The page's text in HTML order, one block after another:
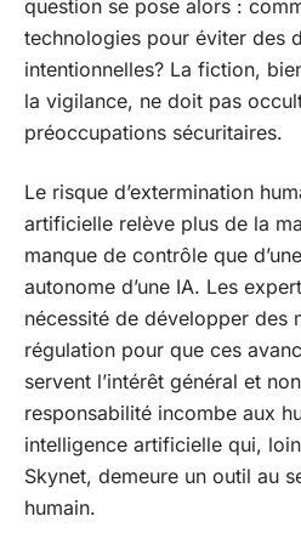
question se pose alors :
technologies pour éviter des
intentionnelles? La fiction,
la vigilance, ne doit pas
préoccupations sécuritaires.
Le risque d’extermination
artificielle relève plus de la
manque de contrôle que
autonome d’une IA. Les
nécessité de développer des
régulation pour que ces
servent l’intérêt général et
responsabilité incombe aux
intelligence artificielle qui,
Skynet, demeure un outil au
humain.